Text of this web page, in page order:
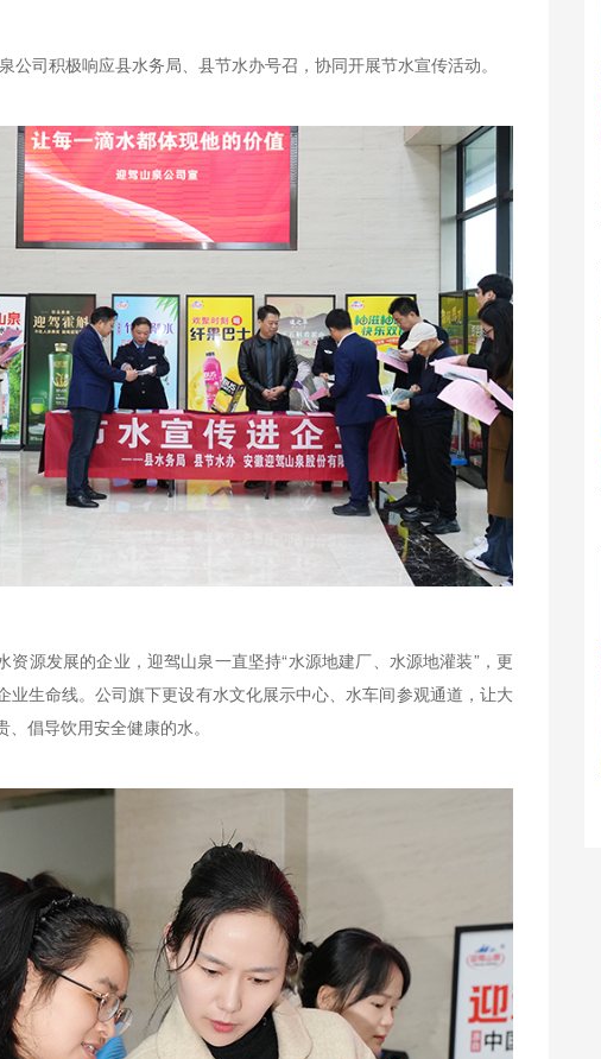
公司积极响应县水务局、县节水办号召，协同开展节水宣传活动。
资源发展的企业，迎驾山泉一直坚持“水源地建厂、水源地灌装”，更
业生命线。公司旗下更设有水文化展示中心、水车间参观通道，让大
倡导饮用安全健康的水。